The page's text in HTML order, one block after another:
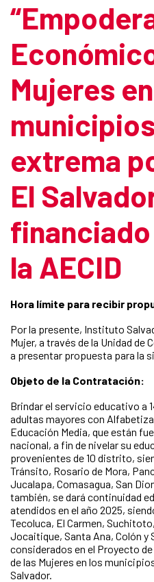
Mujeres
extrema
El
financiado
la AECID
Hora límite para recibir
Por la presente, Instituto
Mujer, a través de la Unidad de
a presentar propuesta para la
Objeto de la Contratación:
Brindar el servicio educativo a
adultas mayores con
Educación Media, que están
nacional, a fin de nivelar su
provenientes de 10 distrito,
Tránsito, Rosario de Mora,
Jucalapa, Comasagua, San
también, se dará continuidad
atendidos en el año 2025,
Tecoluca, El Carmen,
Jocaitique, Santa Ana, Colón y
considerados en el Proyecto
de las Mujeres en los
Salvador.